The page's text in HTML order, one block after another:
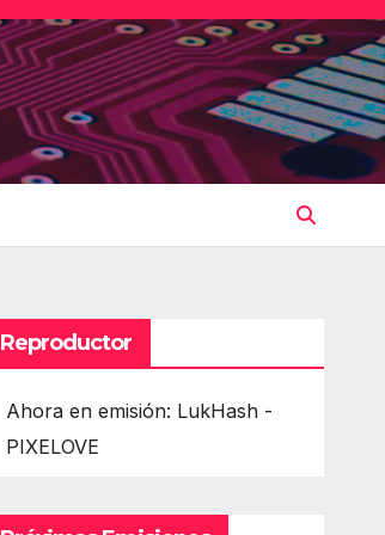
Reproductor
Ahora en emisión: LukHash -
PIXELOVE